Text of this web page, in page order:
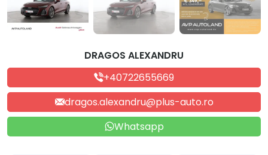
DRAGOS ALEXANDRU
+40722655669
dragos.alexandru@plus-auto.ro
Whatsapp